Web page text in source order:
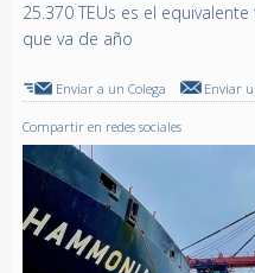
25.370 TEUs es el
que va de año
Enviar a un Colega Enviar
Compartir en redes sociales